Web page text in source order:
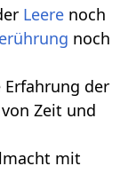
Leerenoch
noch
der
Zeit und
mit